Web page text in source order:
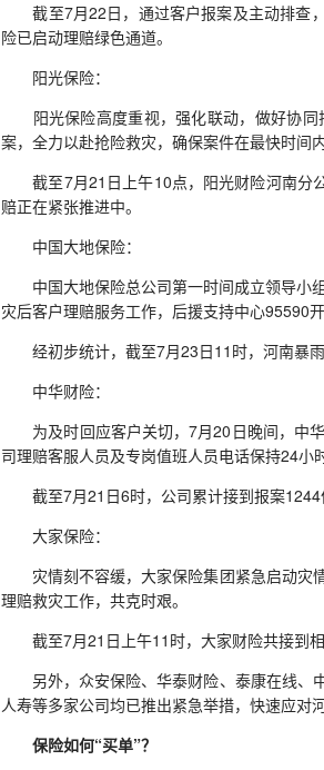
截至7月22日，通过客户报案及主动排查
险已启动理赔绿色通道。
阳光保险：
阳光保险高度重视，强化联动，做好协同
案，全力以赴抢险救灾，确保案件在最快时间
截至7月21日上午10点，阳光财险河南分
赔正在紧张推进中。
中国大地保险：
中国大地保险总公司第一时间成立领导小
灾后客户理赔服务工作，后援支持中心95590
经初步统计，截至7月23日11时，河南暴雨
中华财险：
为及时回应客户关切，7月20日晚间，中华
司理赔客服人员及专岗值班人员电话保持24小
截至7月21日6时，公司累计接到报案1244
大家保险：
灾情刻不容缓，大家保险集团紧急启动灾
理赔救灾工作，共克时艰。
截至7月21日上午11时，大家财险共接到相
另外，众安保险、华泰财险、泰康在线、
人寿等多家公司均已推出紧急举措，快速应对
保险如何“买单”？